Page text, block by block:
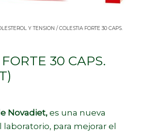
Y TENSION / COLESTIA FORTE 30 CAPS.
30 CAPS.
Novadiet, es una nueva
para mejorar el